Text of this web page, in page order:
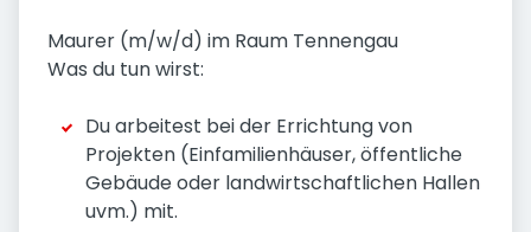
Maurer (m/w/d) im Raum Tennengau
Was du tun wirst:
Du arbeitest bei der Errichtung von
Projekten (Einfamilienhäuser, öffentliche
Gebäude oder landwirtschaftlichen Hallen
uvm.) mit.